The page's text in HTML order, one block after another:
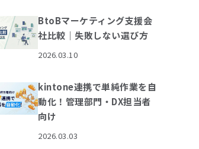
BtoBマーケティング支援会
社比較｜失敗しない選び方
2026.03.10
kintone連携で単純作業を自
動化！管理部門・DX担当者
向け
2026.03.03